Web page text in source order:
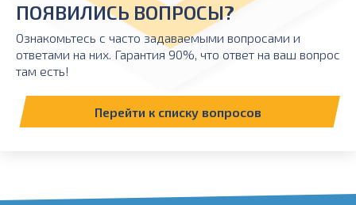
ПОЯВИЛИСЬ ВОПРОСЫ?
Ознакомьтесь с часто задаваемыми вопросами и
ответами на них. Гарантия 90%, что ответ на ваш вопрос
там есть!
Перейти к списку вопросов